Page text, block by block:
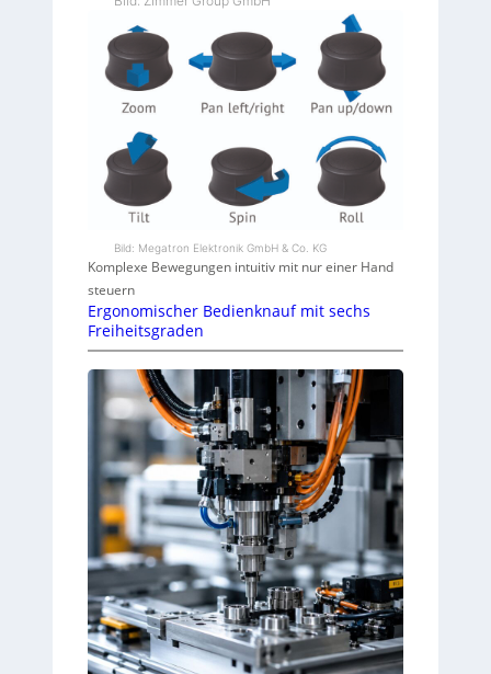
Bild: Megatron Elektronik GmbH & Co. KG
Komplexe Bewegungen intuitiv mit nur einer Hand
steuern
Ergonomischer Bedienknauf mit sechs
Freiheitsgraden